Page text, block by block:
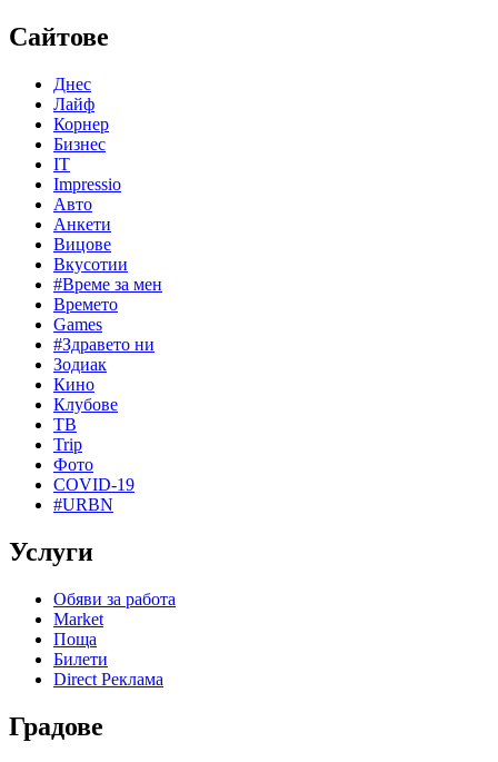
Сайтове
Днес
Лайф
Корнер
Бизнес
IT
Impressio
Авто
Анкети
Вицове
Вкусотии
#Време за мен
Времето
Games
#Здравето ни
Зодиак
Кино
Клубове
ТВ
Trip
Фото
COVID-19
#URBN
Услуги
Обяви за работа
Market
Поща
Билети
Direct Реклама
Градове